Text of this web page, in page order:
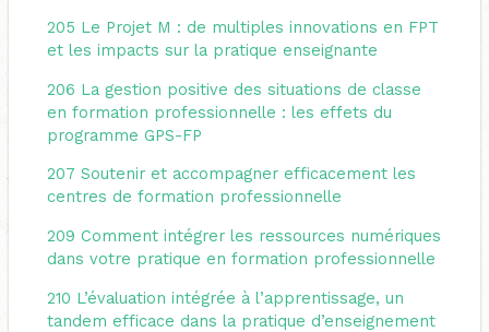
205 Le Projet M : de multiples innovations en FPT
et les impacts sur la pratique enseignante
206 La gestion positive des situations de classe
en formation professionnelle : les effets du
programme GPS-FP
207 Soutenir et accompagner efficacement les
centres de formation professionnelle
209 Comment intégrer les ressources numériques
dans votre pratique en formation professionnelle
210 L’évaluation intégrée à l’apprentissage, un
tandem efficace dans la pratique d’enseignement